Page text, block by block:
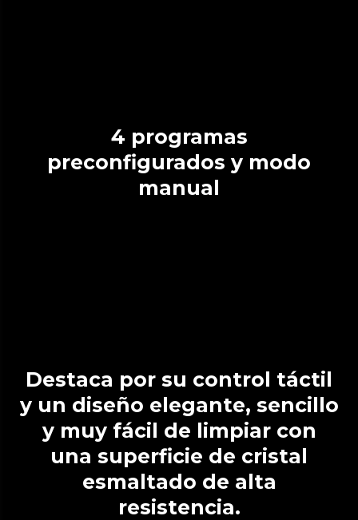
4 programas
preconfigurados y modo
manual
Destaca por su control táctil
y un diseño elegante, sencillo
y muy fácil de limpiar con
una superficie de cristal
esmaltado de alta
resistencia.